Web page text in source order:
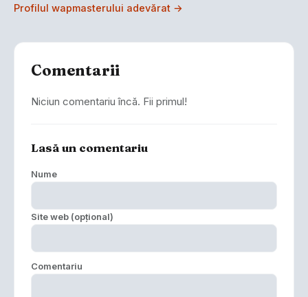
Profilul wapmasterului adevărat →
Comentarii
Niciun comentariu încă. Fii primul!
Lasă un comentariu
Nume
Site web (opțional)
Comentariu